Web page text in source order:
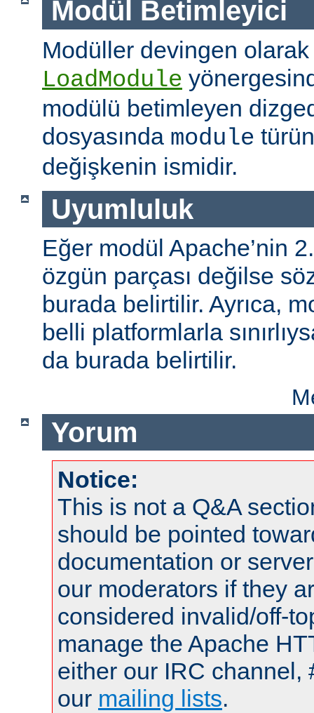
Modül Betimleyici
Modüller devingen
LoadModule
modülü betimleyen
dosyasında module
değişkenin ismidir.
Uyumluluk
Eğer modül Apache’nin 2.
özgün parçası değilse
burada belirtilir. Ayrıca,
belli platformlarla
da burada belirtilir.
Yorum
Notice:
This is not a Q&A
should be pointed
documentation or
our moderators if they
considered invalid/off-
manage the Apache
either our IRC channel,
our mailing lists.